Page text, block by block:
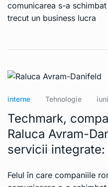
comunicarea s-a
trecut un business lucra
interne Tehnologie
Techmark,
Raluca Avram-
servicii
Felul în care companiile